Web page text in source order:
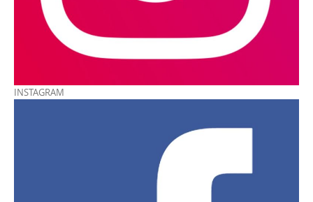
INSTAGRAM